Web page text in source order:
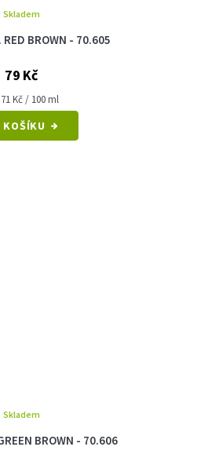
RED BROWN - 70.605
Skladem
79 Kč
Kč / 100 ml
KOŠÍKU
BROWN - 70.606
Skladem